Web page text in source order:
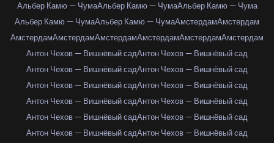
Альбер Камю — ЧумаАльбер Камю — ЧумаАльбер Камю — Чума
Альбер Камю — ЧумаАльбер Камю — ЧумаАмстердамАмстердам
АмстердамАмстердамАмстердамАмстердамАмстердамАмстердам
Антон Чехов — Вишнёвый садАнтон Чехов — Вишнёвый сад
Антон Чехов — Вишнёвый садАнтон Чехов — Вишнёвый сад
Антон Чехов — Вишнёвый садАнтон Чехов — Вишнёвый сад
Антон Чехов — Вишнёвый садАнтон Чехов — Вишнёвый сад
Антон Чехов — Вишнёвый садАнтон Чехов — Вишнёвый сад
Антон Чехов — Вишнёвый садАнтон Чехов — Вишнёвый сад